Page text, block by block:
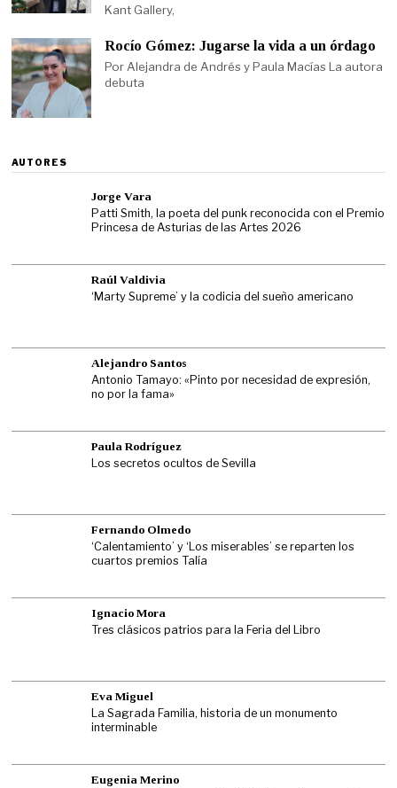
Kant Gallery,
Rocío Gómez: Jugarse la vida a un órdago
Por Alejandra de Andrés y Paula Macías La autora
debuta
AUTORES
Jorge Vara
Patti Smith, la poeta del punk reconocida con el Premio
Princesa de Asturias de las Artes 2026
Raúl Valdivia
‘Marty Supreme’ y la codicia del sueño americano
Alejandro Santos
Antonio Tamayo: «Pinto por necesidad de expresión,
no por la fama»
Paula Rodríguez
Los secretos ocultos de Sevilla
Fernando Olmedo
‘Calentamiento’ y ‘Los miserables’ se reparten los
cuartos premios Talía
Ignacio Mora
Tres clásicos patrios para la Feria del Libro
Eva Miguel
La Sagrada Familia, historia de un monumento
interminable
Eugenia Merino